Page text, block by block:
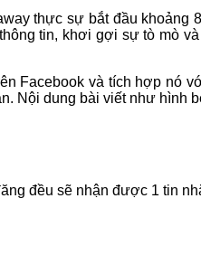
thực sự bắt đầu khoảng
tin, khơi gợi sự tò mò
Facebook và tích hợp nó
Nội dung bài viết như hình
đều sẽ nhận được 1 tin